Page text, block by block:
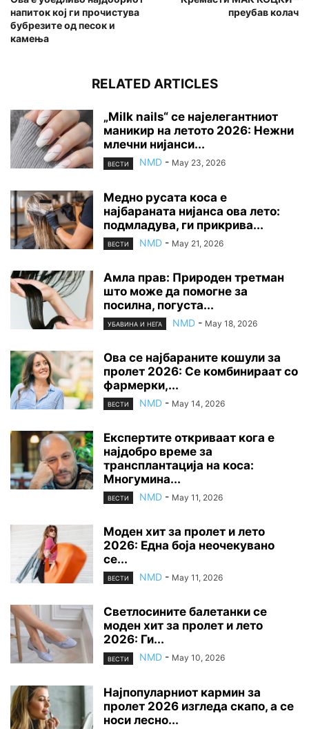
напиток кој ги прочистува
бубрезите од песок и
камења
преубав колач
RELATED ARTICLES
„Milk nails“ се најелегантниот
маникир на летото 2026: Нежни
млечни нијанси...
ВЕСТИ NMD - May 23, 2026
Медно русата коса е
најбараната нијанса ова лето:
подмладува, ги прикрива...
ВЕСТИ NMD - May 21, 2026
Амла прав: Природен третман
што може да помогне за
посилна, погуста...
УБАВИНА И НЕГА NMD - May 18, 2026
Ова се најбараните кошули за
пролет 2026: Се комбинираат со
фармерки,...
ВЕСТИ NMD - May 14, 2026
Експертите откриваат кога е
најдобро време за
трансплантација на коса:
Многумина...
ВЕСТИ NMD - May 11, 2026
Моден хит за пролет и лето
2026: Една боја неочекувано
се...
ВЕСТИ NMD - May 11, 2026
Светлосините балетанки се
моден хит за пролет и лето
2026: Ги...
ВЕСТИ NMD - May 10, 2026
Најпопуларниот кармин за
пролет 2026 изгледа скапо, а се
носи лесно...